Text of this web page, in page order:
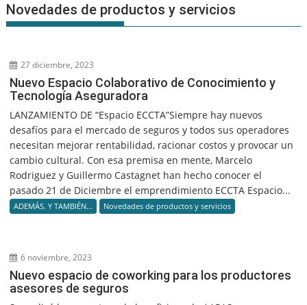
Novedades de productos y servicios
27 diciembre, 2023
Nuevo Espacio Colaborativo de Conocimiento y
Tecnología Aseguradora
LANZAMIENTO DE “Espacio ECCTA”Siempre hay nuevos
desafíos para el mercado de seguros y todos sus operadores
necesitan mejorar rentabilidad, racionar costos y provocar un
cambio cultural. Con esa premisa en mente, Marcelo
Rodriguez y Guillermo Castagnet han hecho conocer el
pasado 21 de Diciembre el emprendimiento ECCTA Espacio...
ADEMÁS. Y TAMBIÉN... Novedades de productos y servicios
6 noviembre, 2023
Nuevo espacio de coworking para los productores
asesores de seguros